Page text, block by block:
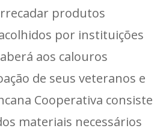
produtos
por instituições
aos calouros
de seus veteranos e
Cooperativa consiste
materiais necessários